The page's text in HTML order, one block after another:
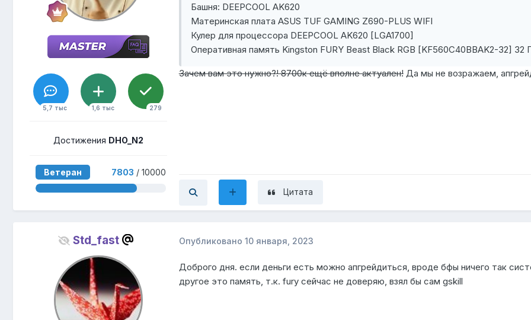
5,7 тыс 1,6 тыс 279
Достижения DHO_N2
Ветеран 7803 / 10000
Башня: DEEPCOOL AK620
Материнская плата ASUS TUF GAMING Z690-PLUS WIFI
Кулер для процессора DEEPCOOL AK620 [LGA1700]
Оперативная память Kingston FURY Beast Black RGB [KF560C40BBAK2-32] 32
Зачем вам это нужно?! 8700к ещё вполне актуален!Да мы не возражаем,
Цитата
Std_fast Опубликовано 10 января, 2023
Доброго дня. если деньги есть можно апгрейдиться, вроде бфы ничего так
другое это память, т.к. fury сейчас не доверяю, взял бы сам gskill